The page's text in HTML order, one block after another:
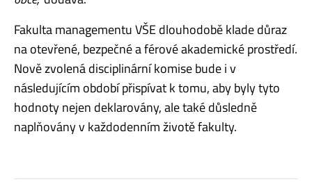
Fakulta managementu VŠE dlouhodobě klade důraz
na otevřené, bezpečné a férové akademické prostředí.
Nově zvolená disciplinární komise bude i v
následujícím období přispívat k tomu, aby byly tyto
hodnoty nejen deklarovány, ale také důsledně
naplňovány v každodenním životě fakulty.